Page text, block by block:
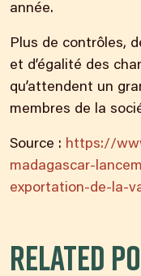
année.
Plus de contrôles,
et d’égalité des
qu’attendent un
membres de la
Source : https://
madagascar-
exportation-de-la-
Related